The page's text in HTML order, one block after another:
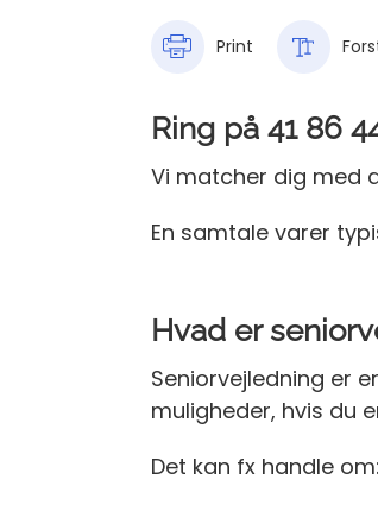
Print
Ring på 41 86
Vi matcher dig med
En samtale varer
Hvad er
Seniorvejledning er
muligheder, hvis du
Det kan fx handle om: